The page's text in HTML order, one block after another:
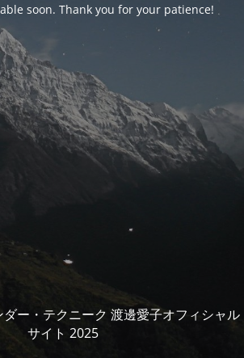
soon. Thank you for your patience!
ー・テクニーク 渡邊愛子オフィシャル
サイト 2025